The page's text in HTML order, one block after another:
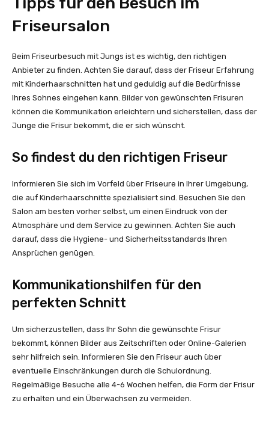
Friseursalon
Beim Friseurbesuch mit Jungs ist es wichtig, den richtigen
Anbieter zu finden. Achten Sie darauf, dass der Friseur Erfahrung
mit Kinderhaarschnitten hat und geduldig auf die Bedürfnisse
Ihres Sohnes eingehen kann. Bilder von gewünschten Frisuren
können die Kommunikation erleichtern und sicherstellen, dass der
Junge die Frisur bekommt, die er sich wünscht.
So findest du den richtigen Friseur
Informieren Sie sich im Vorfeld über Friseure in Ihrer Umgebung,
die auf Kinderhaarschnitte spezialisiert sind. Besuchen Sie den
Salon am besten vorher selbst, um einen Eindruck von der
Atmosphäre und dem Service zu gewinnen. Achten Sie auch
darauf, dass die Hygiene- und Sicherheitsstandards Ihren
Ansprüchen genügen.
Kommunikationshilfen für den
perfekten Schnitt
Um sicherzustellen, dass Ihr Sohn die gewünschte Frisur
bekommt, können Bilder aus Zeitschriften oder Online-Galerien
sehr hilfreich sein. Informieren Sie den Friseur auch über
eventuelle Einschränkungen durch die Schulordnung.
Regelmäßige Besuche alle 4-6 Wochen helfen, die Form der Frisur
zu erhalten und ein Überwachsen zu vermeiden.